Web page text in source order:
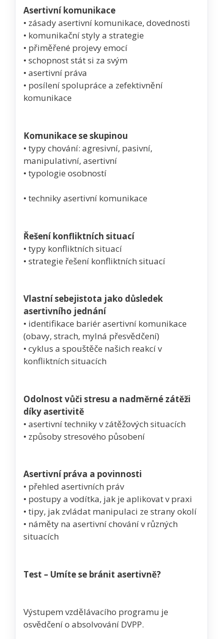
Asertivní komunikace
• zásady asertivní komunikace, dovednosti
• komunikační styly a strategie
• přiměřené projevy emocí
• schopnost stát si za svým
• asertivní práva
• posílení spolupráce a zefektivnění
komunikace
Komunikace se skupinou
• typy chování: agresivní, pasivní,
manipulativní, asertivní
• typologie osobností
• techniky asertivní komunikace
Řešení konfliktních situací
• typy konfliktních situací
• strategie řešení konfliktních situací
Vlastní sebejistota jako důsledek
asertivního jednání
• identifikace bariér asertivní komunikace
(obavy, strach, mylná přesvědčení)
• cyklus a spouštěče našich reakcí v
konfliktních situacích
Odolnost vůči stresu a nadměrné zátěži
díky asertivitě
• asertivní techniky v zátěžových situacích
• způsoby stresového působení
Asertivní práva a povinnosti
• přehled asertivních práv
• postupy a vodítka, jak je aplikovat v praxi
• tipy, jak zvládat manipulaci ze strany okolí
• náměty na asertivní chování v různých
situacích
Test – Umíte se bránit asertivně?
Výstupem vzdělávacího programu je
osvědčení o absolvování DVPP.